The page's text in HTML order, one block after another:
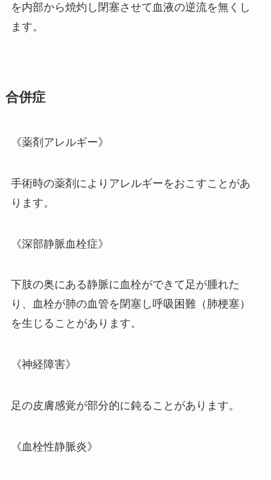
を内部から焼灼し閉塞させて血液の逆流を無くし
ます。
合併症
《薬剤アレルギー》
手術時の薬剤によりアレルギーをおこすことがあ
ります。
《深部静脈血栓症》
下肢の奥にある静脈に血栓ができて足が腫れた
り、血栓が肺の血管を閉塞し呼吸困難（肺梗塞）
を生じることがあります。
《神経障害》
足の皮膚感覚が部分的に鈍ることがあります。
《血栓性静脈炎》